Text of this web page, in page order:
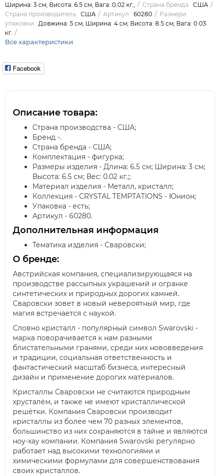
Ширина: 3 см; Висота: 6.5 см; Вага: 0.02 кг.;
Страна бренда
США
Страна производитель США Артикул 60280
Размери
упаковки
Довжина: 5 см; Ширина: 4 см; Висота: 8.5 см; Вага: 0.03
кг.
Все характеристики
Facebook
Описание товара:
Страна производства - США;
Бренд -.
Страна бренда - США;
Комплектация - фигурка;
Размеры изделия - Длина: 6.5 см; Ширина: 3 см;
Высота: 6.5 см; Вес: 0.02 кг.;;
Материал изделия - Металл, кристалл;
Коллекция - CRYSTAL TEMPTATIONS - Юнион;
Упаковка - есть;
Артикул - 60280.
Дополнительная информация
Тематика изделия - Сваровски;
О бренде:
Австрийская компания, специализирующаяся на
производстве рассыпных украшений и огранке
синтетических и природных дорогих камней.
Сваровски зовет в новый невероятный мир, где
магия встречается с наукой.
Словно кристалл - популярный символ Swarovski -
марка поворачивается к нам разными
блистательными гранями, среди них нововведения
и традиции, социальная ответственность и
фантастический масштаб бизнеса, интересный
дизайн и применение дорогих материалов.
Кристаллы Сваровски не считаются природным
хрусталём, и также не имеют кристаллической
решётки. Компания Сваровски производит
кристаллы из более чем 70 разных элементов,
большинство из них сохраняются в тайне и являются
ноу-хау компании. Компания Swarovski регулярно
работает над высокими технологиями и
химическими формулами для совершенствования
своих кристаллов.